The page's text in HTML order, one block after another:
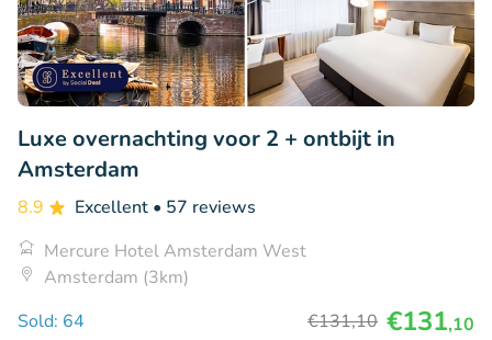
Luxe overnachting voor 2 + ontbijt in
Amsterdam
8.9 Excellent • 57 reviews
Mercure Hotel Amsterdam West
Amsterdam (3km)
Sold: 64
€131,10 €131,10